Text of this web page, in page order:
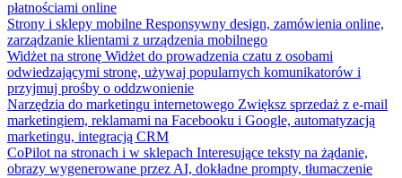
płatnościami online
Strony i sklepy mobilne Responsywny design, zamówienia online,
zarządzanie klientami z urządzenia mobilnego
Widżet na stronę Widżet do prowadzenia czatu z osobami
odwiedzającymi stronę, używaj popularnych komunikatorów i
przyjmuj prośby o oddzwonienie
Narzędzia do marketingu internetowego Zwiększ sprzedaż z e-mail
marketingiem, reklamami na Facebooku i Google, automatyzacją
marketingu, integracją CRM
CoPilot na stronach i w sklepach Interesujące teksty na żądanie,
obrazy wygenerowane przez AI, dokładne prompty, tłumaczenie